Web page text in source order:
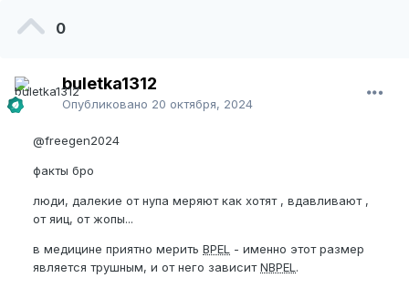
0
buletka1312
Опубликовано 20 октября, 2024
@freegen2024
факты бро
люди, далекие от нупа меряют как хотят , вдавливают ,
от яиц, от жопы...
в медицине приятно мерить BPEL
- именно этот размер
является трушным, и от него зависитNBPEL .